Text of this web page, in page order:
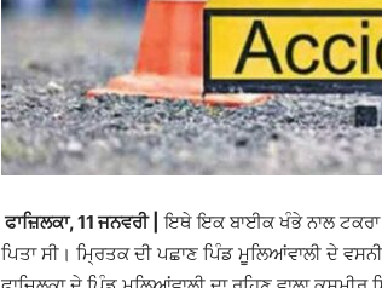
ਫਾਜ਼ਿਲਕਾ, 11 ਜਨਵਰੀ | ਇਥੇ ਇਕ ਬਾਈਕ ਖੰਭੇ ਨਾਲ
ਪਿਤਾ ਸੀ। ਮ੍ਰਿਤਕ ਦੀ ਪਛਾਣ ਪਿੰਡ ਮੂਲਿਆਂਵਾਲੀ ਦੇ